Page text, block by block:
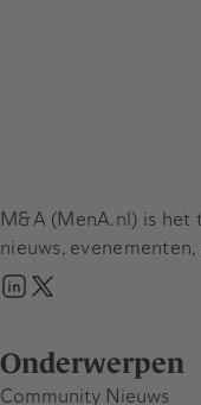
Onderwerpen
Community Nieuws
M&A (MenA.nl) is
nieuws,